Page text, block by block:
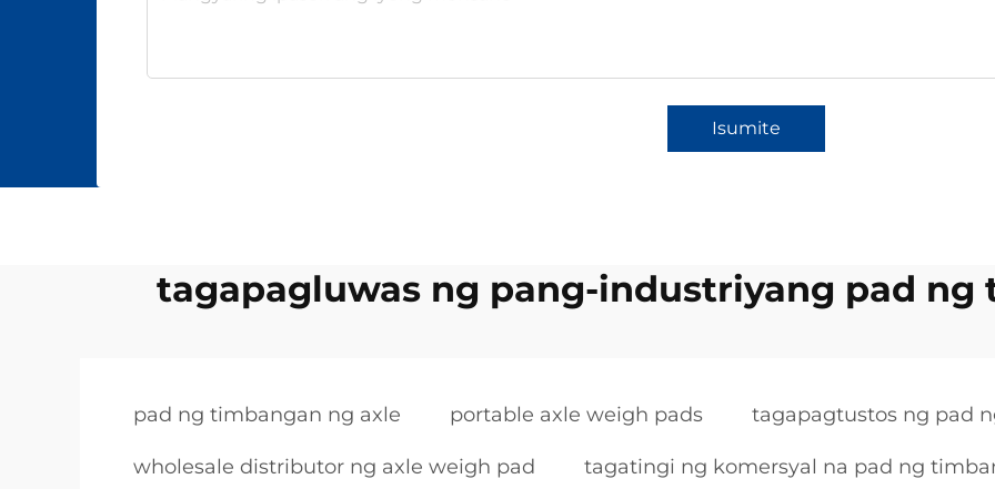
Isumite
tagapagluwas ng pang-industriyang pad ng
pad ng timbangan ng axle portable axle weigh pads tagapagtustos ng pad
wholesale distributor ng axle weigh pad tagatingi ng komersyal na pad ng